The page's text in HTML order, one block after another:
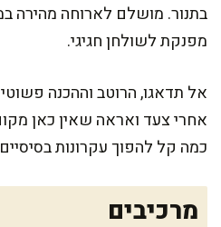
בתנור. מושלם לארוחה מהירה
מפנקת לשולחן חגיגי.
אל תדאגו, הרוטב וההכנה
אחרי צעד ואראה שאין כאן
כמה קל להפוך עקרונות
מרכיבים